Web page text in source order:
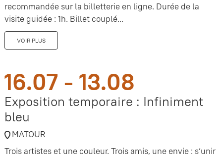
recommandée sur la billetterie en ligne. Durée de la
visite guidée : 1h. Billet couplé...
VOIR PLUS
16.07 - 13.08
Exposition temporaire : Infiniment
bleu
MATOUR
Trois artistes et une couleur. Trois amis, une envie : s’unir